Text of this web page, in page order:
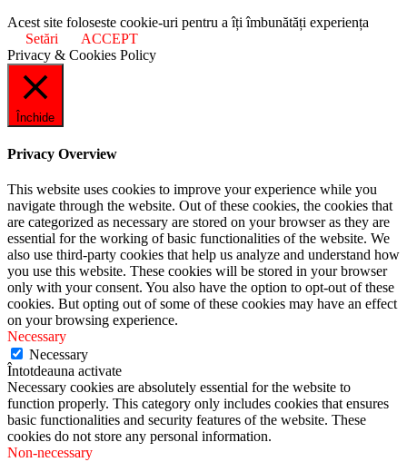
Acest site foloseste cookie-uri pentru a îți îmbunătăți experiența
Setări
ACCEPT
Privacy & Cookies Policy
Închide
Privacy Overview
This website uses cookies to improve your experience while you
navigate through the website. Out of these cookies, the cookies that
are categorized as necessary are stored on your browser as they are
essential for the working of basic functionalities of the website. We
also use third-party cookies that help us analyze and understand how
you use this website. These cookies will be stored in your browser
only with your consent. You also have the option to opt-out of these
cookies. But opting out of some of these cookies may have an effect
on your browsing experience.
Necessary
Necessary
Întotdeauna activate
Necessary cookies are absolutely essential for the website to
function properly. This category only includes cookies that ensures
basic functionalities and security features of the website. These
cookies do not store any personal information.
Non-necessary